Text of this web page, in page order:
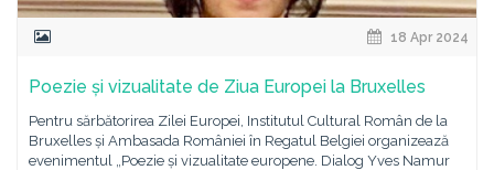
18 Apr 2024
Poezie și vizualitate de Ziua Europei la Bruxelles
Pentru sărbătorirea Zilei Europei, Institutul Cultural Român de la
Bruxelles și Ambasada României în Regatul Belgiei organizează
evenimentul „Poezie și vizualitate europene. Dialog Yves Namur